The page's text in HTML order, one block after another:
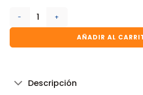
ESPIGA ROSCA MACHO PEBD 2"
AÑADIR AL
Descripción